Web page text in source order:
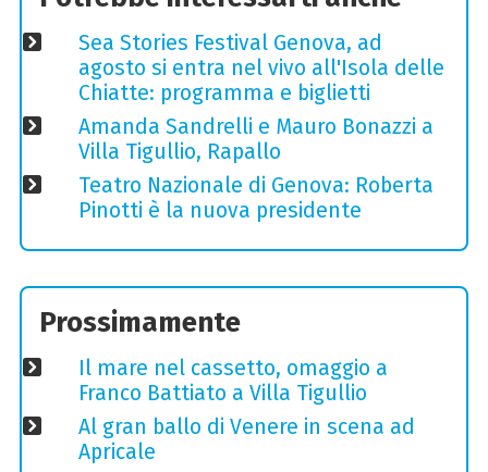
Sea Stories Festival Genova, ad
agosto si entra nel vivo all'Isola delle
Chiatte: programma e biglietti
Amanda Sandrelli e Mauro Bonazzi a
Villa Tigullio, Rapallo
Teatro Nazionale di Genova: Roberta
Pinotti è la nuova presidente
Prossimamente
Il mare nel cassetto, omaggio a
Franco Battiato a Villa Tigullio
Al gran ballo di Venere in scena ad
Apricale